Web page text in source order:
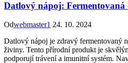
Datlový nápoj: Fermentovaná
Odwebmaster1 24. 10. 2024
Datlový nápoj je zdravý fermentovaný
živiny. Tento přírodní produkt je
podporují trávení a imunitní systém.